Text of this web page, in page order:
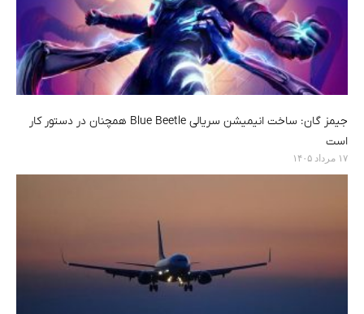
جیمز گان: ساخت انیمیشن سریالی Blue Beetle همچنان در دستور کار
است
۱۷ مرداد ۱۴۰۵